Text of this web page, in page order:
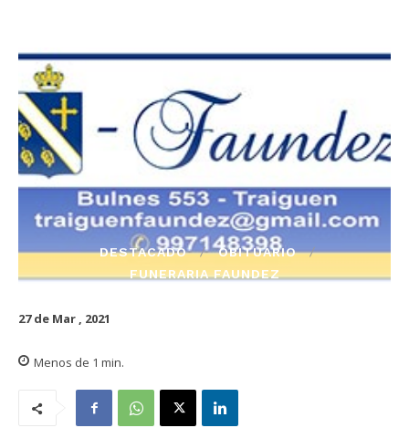
DESTACADO
OBITUARIO
FUNERARIA FAUNDEZ
27 de Mar , 2021
Menos de 1 min.